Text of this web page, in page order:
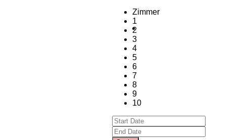
Zimmer
1
2
3
4
5
6
7
8
9
10